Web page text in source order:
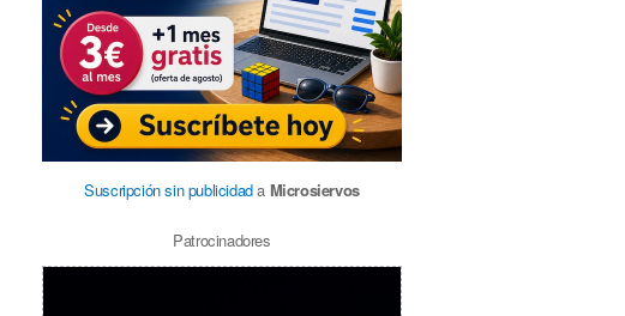
Suscripción sin publicidada Microsiervos
Patrocinadores